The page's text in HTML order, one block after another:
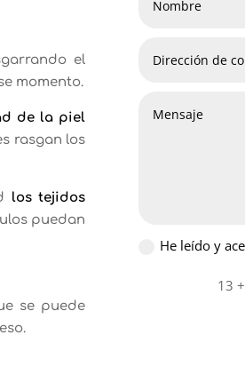
el
momento.
de la piel
rasgan los
los tejidos
puedan
se puede
He leído y
13